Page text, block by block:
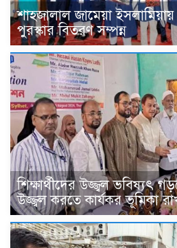
শাহজালাল জামেয়া ইসলামিয়ায়
পুরস্কার বিতরণ সম্পন্ন
শিক্ষার্থীদের উজ্জ্বল ভবিষ্যৎ
উজ্জ্বল করতে কার্যকর ভূমিকা